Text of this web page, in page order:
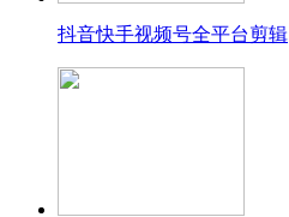
抖音快手视频号全平台剪辑